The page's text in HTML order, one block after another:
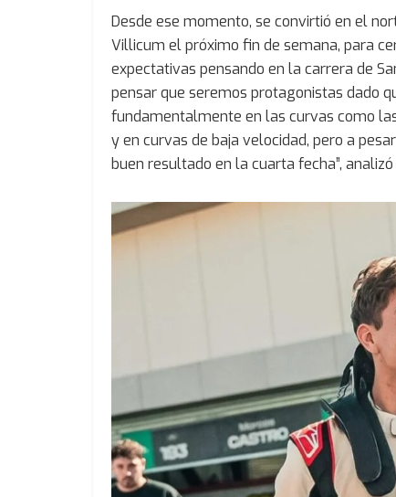
Desde ese momento, se convirtió en el
Villicum el próximo fin de semana, para
expectativas pensando en la carrera de
pensar que seremos protagonistas dado
fundamentalmente en las curvas como
y en curvas de baja velocidad, pero a
buen resultado en la cuarta fecha”,